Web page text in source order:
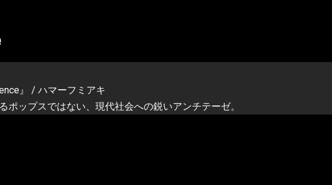
』 / ハマーフミアキ
ポップスではない、現代社会への鋭いアンチテーゼ。